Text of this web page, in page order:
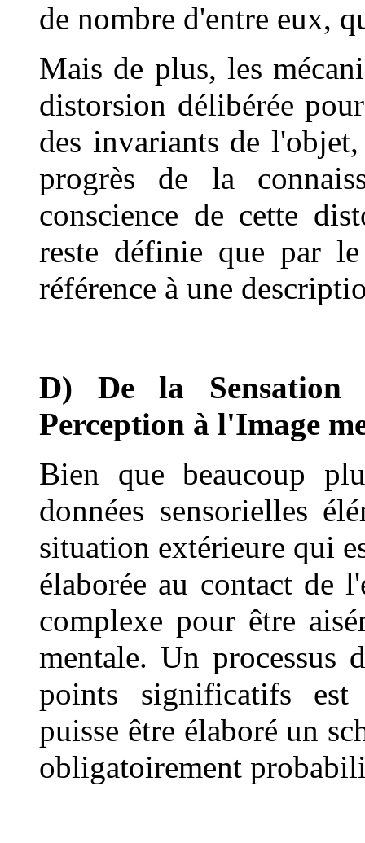
de nombre d'entre eux,
Mais de plus, les
distorsion délibérée
des invariants de
progrès de la
conscience de cette
reste définie que par
référence à une
D) De la
Perception à l'Image
Bien que beaucoup
données sensorielles
situation extérieure qui
élaborée au contact de
complexe pour être
mentale. Un processus
points significatifs est
puisse être élaboré un
obligatoirement